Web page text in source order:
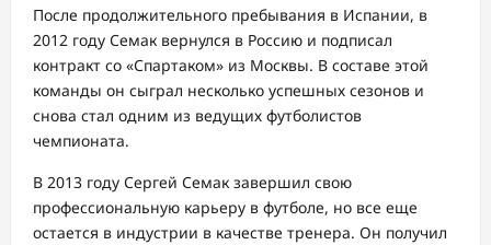
После продолжительного пребывания в Испании, в
2012 году Семак вернулся в Россию и подписал
контракт со «Спартаком» из Москвы. В составе этой
команды он сыграл несколько успешных сезонов и
снова стал одним из ведущих футболистов
чемпионата.
В 2013 году Сергей Семак завершил свою
профессиональную карьеру в футболе, но все еще
остается в индустрии в качестве тренера. Он получил